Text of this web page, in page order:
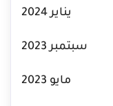
يناير 2024
سبتمبر 2023
مايو 2023